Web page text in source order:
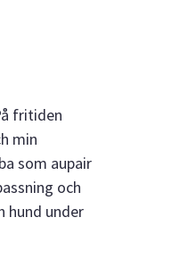
fritiden
min
som aupair
och
hund under